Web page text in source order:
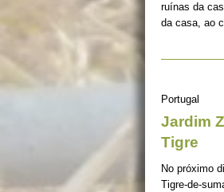
ruínas da
da casa, ao
Portugal
Jardim
Tigre
No próximo
Tigre-de-